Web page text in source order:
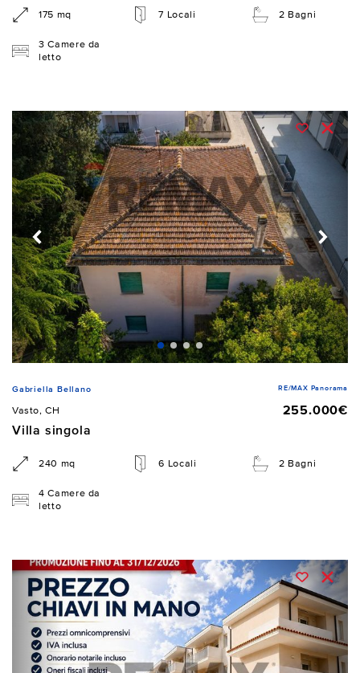
175 mq 7 Locali 2 Bagni
3 Camere da
letto
Gabriella Bellano RE/MAX Panorama
Vasto, CH
255.000€
Villa singola
240 mq 6 Locali 2 Bagni
4 Camere da
letto